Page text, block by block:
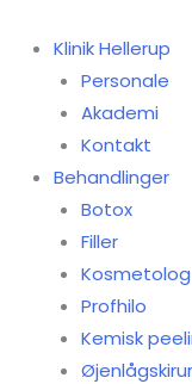
indholdet
Klinik Hellerup
Personale
Akademi
Kontakt
Behandlinger
Botox
Filler
Kosmetolog
Profhilo
Kemisk